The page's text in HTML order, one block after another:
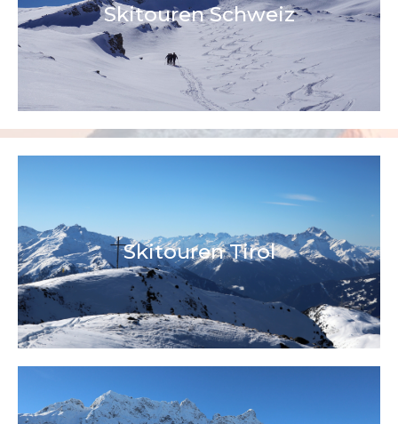
Skitouren Schweiz
Skitouren Tirol